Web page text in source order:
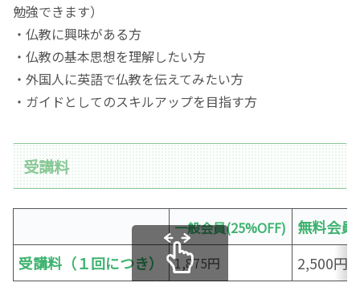
勉強できます）
・仏教に興味がある方
・仏教の基本思想を理解したい方
・外国人に英語で仏教を伝えてみたい方
・ガイドとしてのスキルアップを目指す方
受講料
一般会員(25%OFF)
無料会員
受講料（１回につき）
1,875円 2,500円
スクロールできます